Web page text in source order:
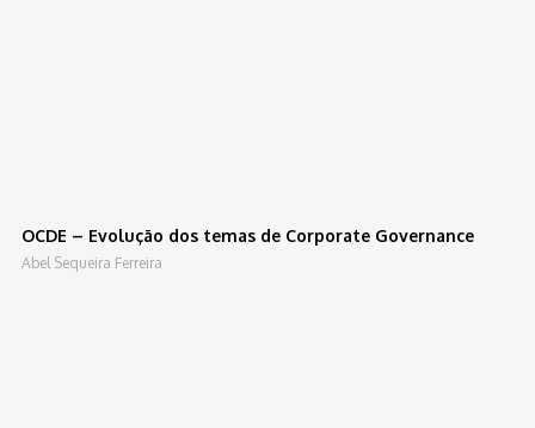
OCDE – Evolução dos temas de Corporate Governance
Abel Sequeira Ferreira